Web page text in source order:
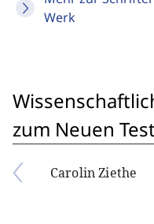
Werk
zum Neuen
Carolin Ziethe